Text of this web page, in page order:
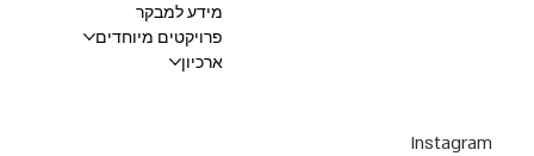
Instagram
מידע למבקר
פרויקטים מיוחדים
ארכיון